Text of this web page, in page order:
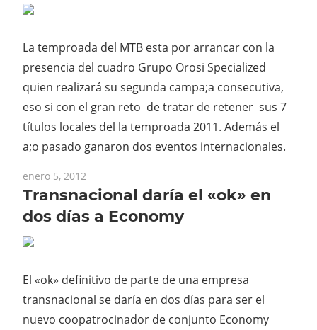
La temproada del MTB esta por arrancar con la
presencia del cuadro Grupo Orosi Specialized
quien realizará su segunda campa;a consecutiva,
eso si con el gran reto de tratar de retener sus 7
títulos locales del la temproada 2011. Además el
a;o pasado ganaron dos eventos internacionales.
enero 5, 2012
Transnacional daría el «ok» en
dos días a Economy
El «ok» definitivo de parte de una empresa
transnacional se daría en dos días para ser el
nuevo coopatrocinador de conjunto Economy